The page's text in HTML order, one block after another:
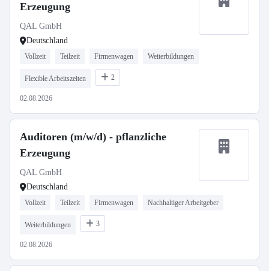
Erzeugung
QAL GmbH
Deutschland
Vollzeit Teilzeit Firmenwagen Weiterbildungen
Flexible Arbeitszeiten 2
02.08.2026
Auditoren (m/w/d) - pflanzliche
Erzeugung
QAL GmbH
Deutschland
Vollzeit Teilzeit Firmenwagen Nachhaltiger Arbeitgeber
Weiterbildungen 3
02.08.2026